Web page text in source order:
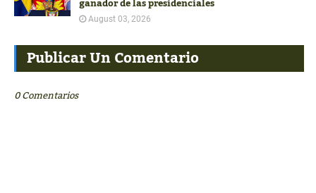
ganador de las presidenciales
August 03, 2026
Publicar Un Comentario
0 Comentarios